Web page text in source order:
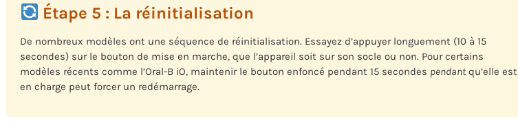
Étape 5 : La réinitialisation
De nombreux modèles ont une séquence de réinitialisation. Essayez d’appuyer longuement (10 à 15
secondes) sur le bouton de mise en marche, que l’appareil soit sur son socle ou non. Pour certains
modèles récents comme l’Oral-B iO, maintenir le bouton enfoncé pendant 15 secondes pendant qu’elle est
en charge peut forcer un redémarrage.